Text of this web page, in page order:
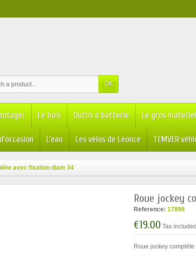
OK
Le bois Outils à batterie Le gros materiel
L'eau Les vélos de Léonce TEMVER
avec fixation diam 34
Roue jockey
Reference: 17896
€19.00 Tax included
Roue jockey